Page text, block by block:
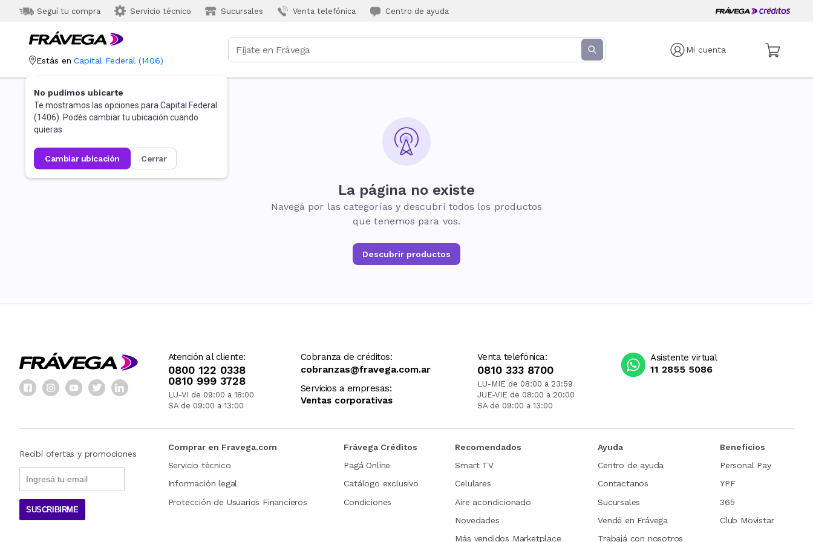
Seguí tu compra Servicio técnico Sucursales Venta telefónica Centro de ayuda
Mi cuenta
Estás en Capital Federal (1406)
No pudimos ubicarte
Te mostramos las opciones para Capital Federal
(1406). Podés cambiar tu ubicación cuando
quieras.
cambiar ubicación cerrar
La página no existe
Navegá por las categorías y descubrí todos los productos
que tenemos para vos.
Descubrir productos
Atención al cliente:
0800 122 0338
0810 999 3728
LU-VI de 09:00 a 18:00
SA de 09:00 a 13:00
Cobranza de créditos:
cobranzas@fravega.com.ar
Servicios a empresas:
Ventas corporativas
Venta telefónica:
0810 333 8700
LU-MIE de 08:00 a 23:59
JUE-VIE de 08:00 a 20:00
SA de 09:00 a 13:00
Asistente virtual
11 2855 5086
Recibí ofertas y promociones
SUSCRIBIRME
Comprar en Fravega.com
Servicio técnico
Información legal
Protección de Usuarios Financieros
Frávega Créditos
Pagá Online
Catálogo exclusivo
Condiciones
Recomendados
Smart TV
Celulares
Aire acondicionado
Novedades
Más vendidos Marketplace
Ayuda
Centro de ayuda
Contactanos
Sucursales
Vendé en Frávega
Trabajá con nosotros
Beneficios
Personal Pay
YPF
365
Club Movistar